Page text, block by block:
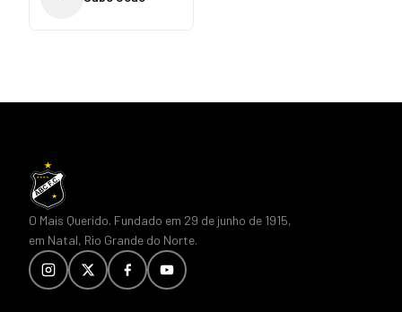
O Mais Querido. Fundado em 29 de junho de 1915,
em Natal, Rio Grande do Norte.